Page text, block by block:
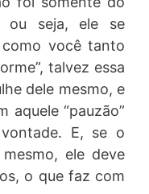
ou seja, ele se
você tanto
talvez essa
dele mesmo, e
aquele “pauzão”
E, se o
ele deve
o que faz com